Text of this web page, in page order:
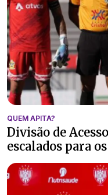
QUEM APITA?
Divisão de
escalados para